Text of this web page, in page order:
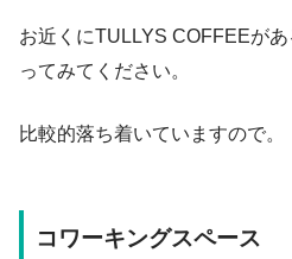
お近くにTULLYS COFFEEが
ってみてください。
比較的落ち着いていますので。
コワーキングスペース